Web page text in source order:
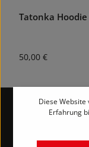
Tatonka
Regulärer Preis:
50,00 €
Diese
Erfahrung